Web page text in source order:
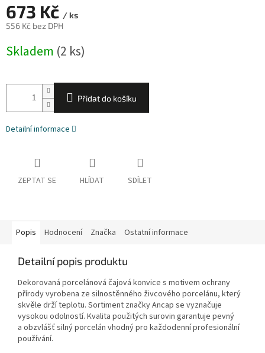
673 Kč / ks
556 Kč bez DPH
cena:
Skladem (2 ks)
Přidat do košíku
Detailní informace
ZEPTAT SE HLÍDAT SDÍLET
Popis Hodnocení Značka Ostatní informace
Detailní popis produktu
Dekorovaná porcelánová čajová konvice s motivem ochrany
přírody vyrobena ze silnostěnného živcového porcelánu, který
skvěle drží teplotu. Sortiment značky Ancap se vyznačuje
vysokou odolností. Kvalita použitých surovin garantuje pevný
a obzvlášť silný porcelán vhodný pro každodenní profesionální
používání.